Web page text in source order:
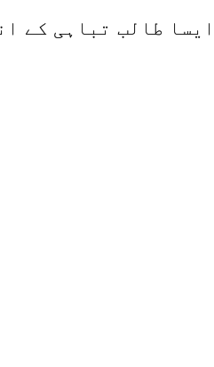
طالب تباہی کے